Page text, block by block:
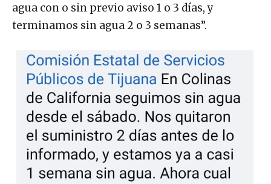
agua con o sin previo aviso 1 o 3 días, y
terminamos sin agua 2 o 3 semanas”.